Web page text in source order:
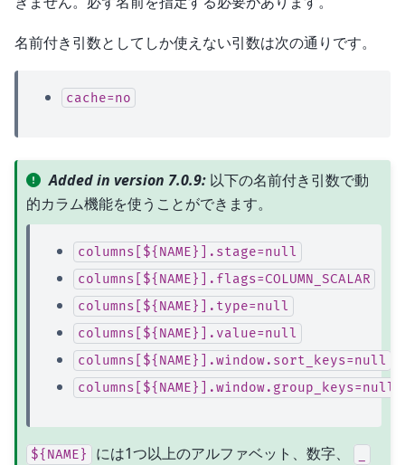
名前付き引数としてしか使えない引数は次の通りです。
cache=no
Added in version 7.0.9: 以下の名前付き引数で動
的カラム機能を使うことができます。
columns[${NAME}].stage=null
columns[${NAME}].flags=COLUMN_SCALAR
columns[${NAME}].type=null
columns[${NAME}].value=null
columns[${NAME}].window.sort_keys=null
columns[${NAME}].window.group_keys=null
${NAME} には1つ以上のアルファベット、数字、